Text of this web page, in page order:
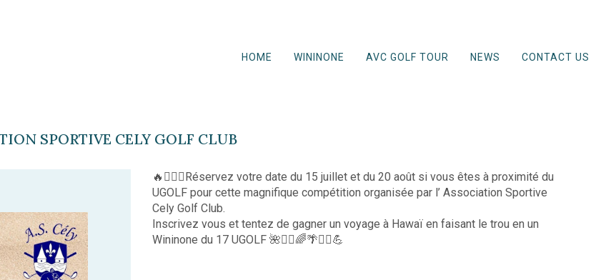
HOME WININONE AVC GOLF TOUR NEWS CONTACT US
SPORTIVE CELY GOLF CLUB
🔥🏌️‍♂️⛳️Réservez votre date du 15 juillet et du 20 août si vous êtes à proximité du
UGOLF pour cette magnifique compétition organisée par l’ Association Sportive
Cely Golf Club.
Inscrivez vous et tentez de gagner un voyage à Hawaï en faisant le trou en un
Wininone du 17 UGOLF 🌺🏄‍♀️🌈🌴🏌️‍♂️💪